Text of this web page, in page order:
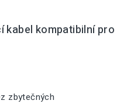
kabel kompatibilní pro
zbytečných